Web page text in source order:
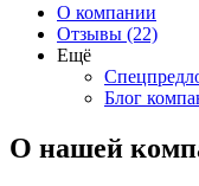
О компании
Отзывы (22)
Ещё
Блог
О нашей